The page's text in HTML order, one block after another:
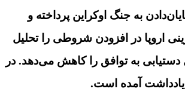
به جنگ اوکراین پرداخته و
اروپا در افزودن شروطی را تحلیل
به توافق را کاهش می‌دهد. در
یادداشت آمده است.